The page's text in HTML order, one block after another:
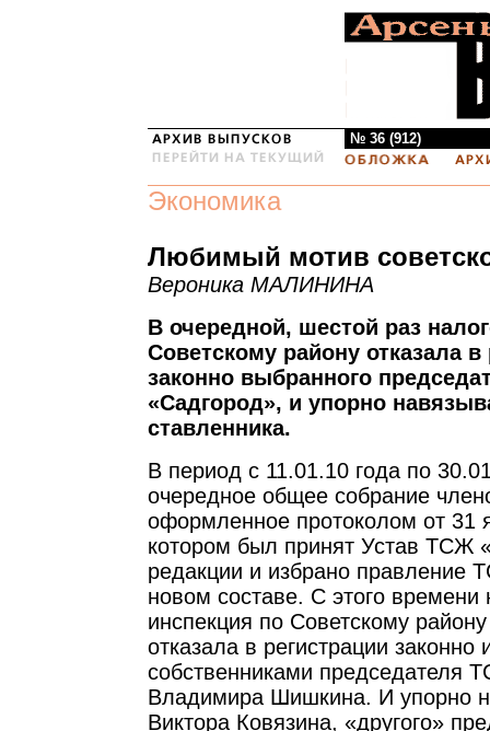
№ 36 (912)
Экономика
Любимый мотив
Вероника МАЛИНИНА
В очередной, шестой раз
Советскому району отказала в
законно выбранного
«Садгород», и упорно
ставленника.
В период с 11.01.10 года по
очередное общее собрание
оформленное протоколом от 31
котором был принят Устав ТСЖ
редакции и избрано правление
новом составе. С этого времени
инспекция по Советскому
отказала в регистрации законно
собственниками председателя
Владимира Шишкина. И упорно
Виктора Ковязина, «другого»